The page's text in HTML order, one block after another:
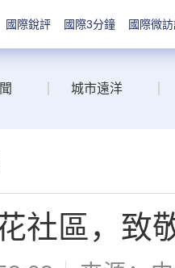
國際銳評 國際3分鐘 國際微
城市遠洋
社區，致